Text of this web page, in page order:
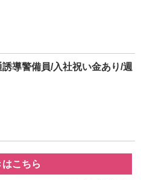
導警備員/入社祝い金あり/週
はこちら